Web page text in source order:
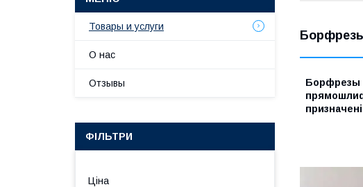
Борфрезы
Товары и услуги
О нас
Отзывы
ФІЛЬТРИ
Ціна